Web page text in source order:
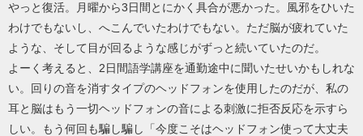
やっと復活。月曜から3日間とにかく具合が悪かった。風邪をひいた
わけでもないし、へこんでいたわけでもない。ただ脳が疲れていた
ような、そして目が回るような感じがずっと続いていたのだ。
よーく考えると、2日間語学講座を通勤途中に聞いたせいかもしれな
い。回りの音を消すタイプのヘッドフォンを使用したのだが、私の
耳と脳はもう一切ヘッドフォンの音による刺激に拒否反応を示すら
しい。もう何回も騙し騙し「今度こそはヘッドフォン使って大丈夫